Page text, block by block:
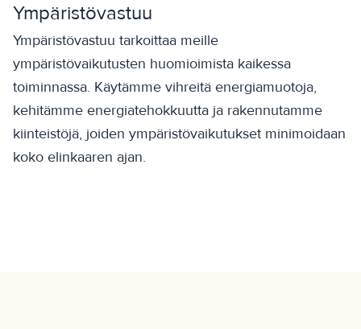
Ympäristövastuu
Ympäristövastuu tarkoittaa meille
ympäristövaikutusten huomioimista kaikessa
toiminnassa. Käytämme vihreitä energiamuotoja,
kehitämme energiatehokkuutta ja rakennutamme
kiinteistöjä, joiden ympäristövaikutukset minimoidaan
koko elinkaaren ajan.